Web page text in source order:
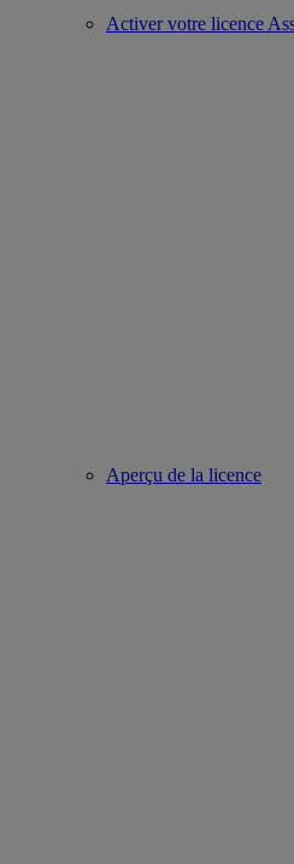
Activer votre licence
Aperçu de la licence